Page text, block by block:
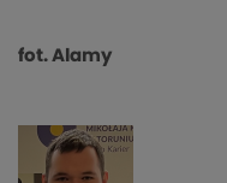
fot. Alamy